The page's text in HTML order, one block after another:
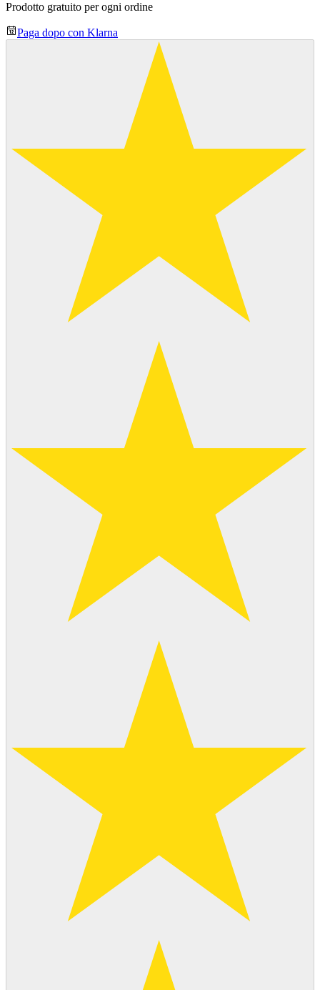
Prodotto gratuito per ogni ordine
Paga dopo con Klarna